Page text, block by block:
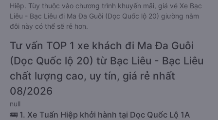
Hiệp. Tùy thuộc vào chương trình khuyến mãi, giá vé Xe Bạc
Liêu - Bạc Liêu đi Ma Đa Guôi (Dọc Quốc lộ 20) giường nằm
đôi này có thể sẽ rẻ hơn.
Tư vấn TOP 1 xe khách đi Ma Đa Guôi
(Dọc Quốc lộ 20) từ Bạc Liêu - Bạc Liêu
chất lượng cao, uy tín, giá rẻ nhất
08/2026
null
🚌 1. Xe Tuấn Hiệp khởi hành tại Dọc Quốc Lộ 1A